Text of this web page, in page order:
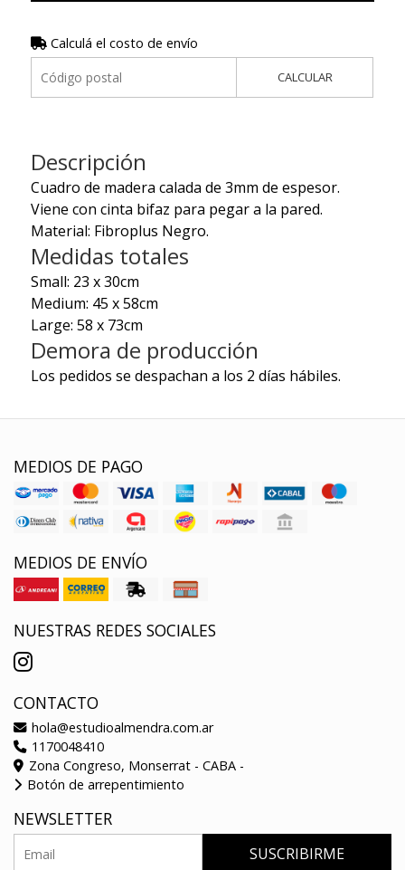
Calculá el costo de envío
CALCULAR
Descripción
Cuadro de madera calada de 3mm de espesor.
Viene con cinta bifaz para pegar a la pared.
Material: Fibroplus Negro.
Medidas totales
Small: 23 x 30cm
Medium: 45 x 58cm
Large: 58 x 73cm
Demora de producción
Los pedidos se despachan a los 2 días hábiles.
MEDIOS DE PAGO
MEDIOS DE ENVÍO
NUESTRAS REDES SOCIALES
CONTACTO
hola@estudioalmendra.com.ar
1170048410
Zona Congreso, Monserrat - CABA -
Botón de arrepentimiento
NEWSLETTER
SUSCRIBIRME